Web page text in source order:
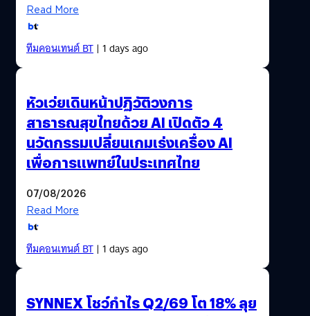
Read More
ทีมคอนเทนต์ BT| 1 days ago
หัวเว่ยเดินหน้าปฏิวัติวงการ
สาธารณสุขไทยด้วย AI เปิดตัว 4
นวัตกรรมเปลี่ยนเกมเร่งเครื่อง AI
เพื่อการแพทย์ในประเทศไทย
07/08/2026
Read More
ทีมคอนเทนต์ BT| 1 days ago
SYNNEX โชว์กำไร Q2/69 โต 18% ลุย